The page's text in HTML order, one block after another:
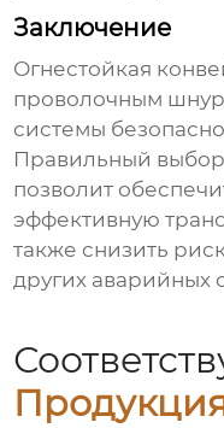
Заключение
Огнестойкая
проволочным
системы
Правильный выбор
позволит
эффективную
также снизить
других аварийных